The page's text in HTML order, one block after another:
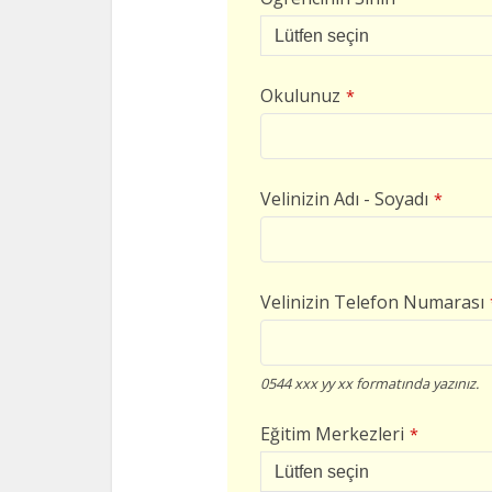
Okulunuz *
Velinizin Adı - Soyadı *
Velinizin Telefon Numarası
0544 xxx yy xx formatında yazınız.
Eğitim Merkezleri *